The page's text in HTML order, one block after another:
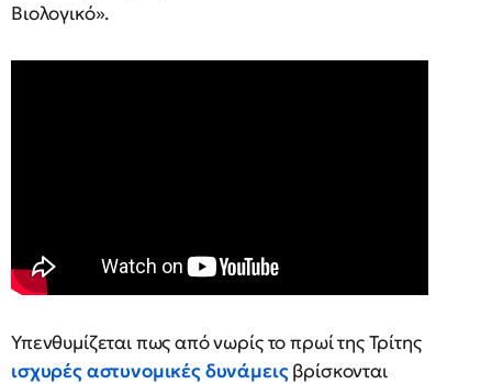
Βιολογικό».
Υπενθυμίζεται πως από νωρίς το πρωί της Τρίτης
ισχυρές αστυνομικές δυνάμειςβρίσκονται